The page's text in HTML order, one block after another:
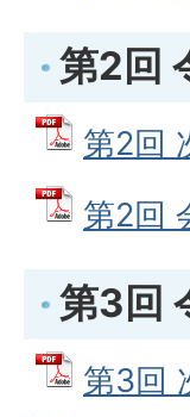
第2回
第2回
第2回
第3回
第3回